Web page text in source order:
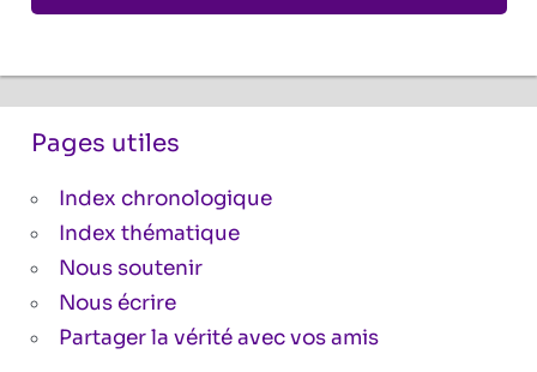
Pages utiles
Index chronologique
Index thématique
Nous soutenir
Nous écrire
Partager la vérité avec vos amis